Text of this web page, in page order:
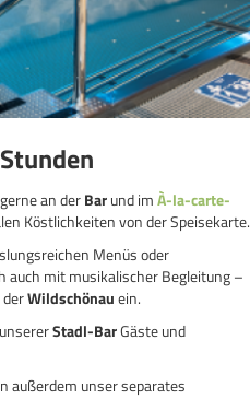
an derBarund imÀ-la-carte-
Köstlichkeiten von der Speisekarte.
Menüs oder
mit musikalischer Begleitung –
Wildschönauein.
Stadl-BarGäste und
außerdem unser separates